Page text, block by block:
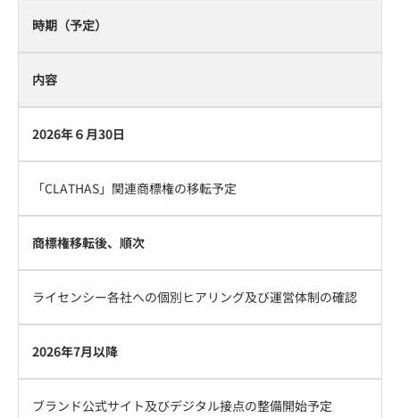
時期（予定）
内容
2026年６月30日
「CLATHAS」関連商標権の移転予定
商標権移転後、順次
ライセンシー各社への個別ヒアリング及び運営体制の確認
2026年7月以降
ブランド公式サイト及びデジタル接点の整備開始予定